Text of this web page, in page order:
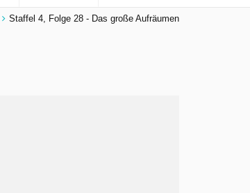
Staffel 4, Folge 28 - Das große Aufräumen